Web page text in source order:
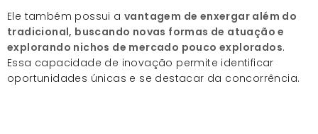
Ele também possui a vantagem de enxergar além do
tradicional, buscando novas formas de atuação e
explorando nichos de mercado pouco explorados.
Essa capacidade de inovação permite identificar
oportunidades únicas e se destacar da concorrência.